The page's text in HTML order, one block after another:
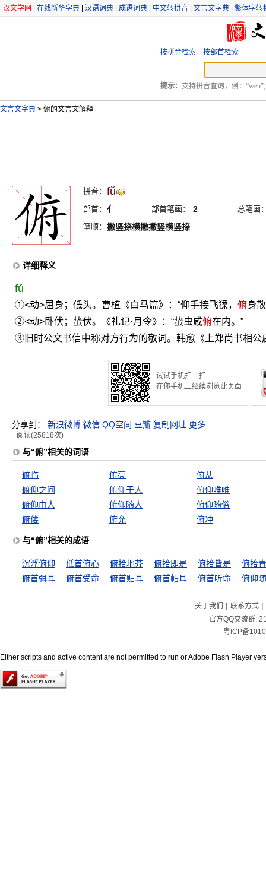
汉文学网 在线新华字典 汉语词典 成语词典 中文转拼音 文言文字典 繁体字转
按拼音检索 按部首检索
提示： 支持拼音查询，例：
文言文字典 > 俯的文言文解释
拼音： fŭ
部首： 亻 部首笔画： 2
总笔画
笔顺： 撇竖捺横撇撇竖横竖捺
详细释义
fǔ
①<动>屈身；低头。曹植《白马篇》：“仰手接飞猱， 俯身
②<动>卧伏；蛰伏。《礼记·月令》：“蛰虫咸俯在内。”
③旧时公文书信中称对方行为的敬词。韩愈《上郑尚书相公
试试手机扫一扫
在你手机上继续浏览此页面
分享到： 新浪微博 微信 QQ空间 豆瓣 复制网址 更多
阅读(25818次)
与“俯”相关的词语
俯临 俯亮
俯从
俯仰之间
俯仰于人
俯仰唯唯
俯仰由人
俯仰随人
俯仰随俗
俯偻
俯允 俯冲
与“俯”相关的成语
沉浮俯仰 低首俯心 俯拾地芥 俯拾即是 俯拾皆是
俯拾
俯首弭耳
俯首受命 俯首贴耳 俯首帖耳 俯首听命 俯仰
关于我们 | 联系方式|
官方QQ交流群:
粤ICP备
Either scripts and active content are not permitted to run or Adobe Flash Player